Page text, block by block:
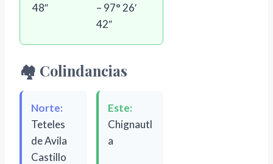
48″
– 97° 26′
42″
🏘️ Colindancias
Norte:
Teteles
de Avila
Castillo
Este:
Chignautl
a